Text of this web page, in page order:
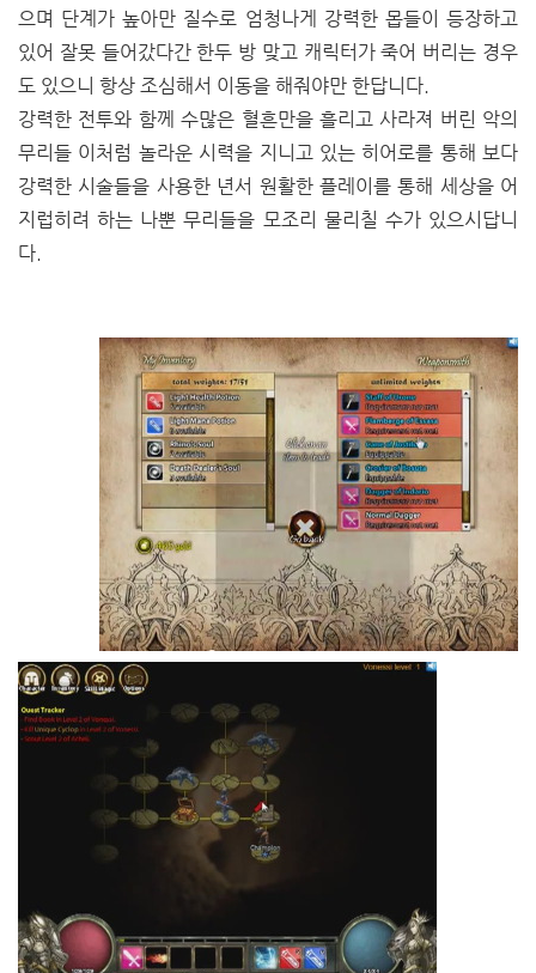
으며 단계가 높아만 질수로 엄청나게 강력한 몹들이 등장하고
있어 잘못 들어갔다간 한두 방 맞고 캐릭터가 죽어 버리는 경우
도 있으니 항상 조심해서 이동을 해줘야만 한답니다.
강력한 전투와 함께 수많은 혈흔만을 흘리고 사라져 버린 악의
무리들 이처럼 놀라운 시력을 지니고 있는 히어로를 통해 보다
강력한 시술들을 사용한 년서 원활한 플레이를 통해 세상을 어
지럽히려 하는 나뿐 무리들을 모조리 물리칠 수가 있으시답니
다.